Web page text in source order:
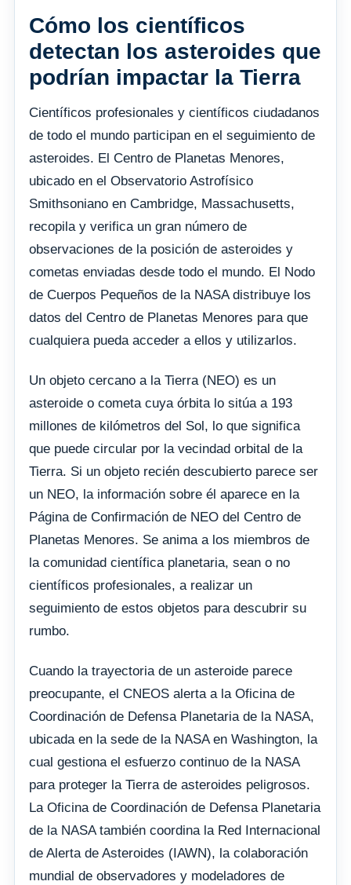
Cómo los científicos
detectan los asteroides que
podrían impactar la Tierra
Científicos profesionales y científicos ciudadanos
de todo el mundo participan en el seguimiento de
asteroides. El Centro de Planetas Menores,
ubicado en el Observatorio Astrofísico
Smithsoniano en Cambridge, Massachusetts,
recopila y verifica un gran número de
observaciones de la posición de asteroides y
cometas enviadas desde todo el mundo. El Nodo
de Cuerpos Pequeños de la NASA distribuye los
datos del Centro de Planetas Menores para que
cualquiera pueda acceder a ellos y utilizarlos.
Un objeto cercano a la Tierra (NEO) es un
asteroide o cometa cuya órbita lo sitúa a 193
millones de kilómetros del Sol, lo que significa
que puede circular por la vecindad orbital de la
Tierra. Si un objeto recién descubierto parece ser
un NEO, la información sobre él aparece en la
Página de Confirmación de NEO del Centro de
Planetas Menores. Se anima a los miembros de
la comunidad científica planetaria, sean o no
científicos profesionales, a realizar un
seguimiento de estos objetos para descubrir su
rumbo.
Cuando la trayectoria de un asteroide parece
preocupante, el CNEOS alerta a la Oficina de
Coordinación de Defensa Planetaria de la NASA,
ubicada en la sede de la NASA en Washington, la
cual gestiona el esfuerzo continuo de la NASA
para proteger la Tierra de asteroides peligrosos.
La Oficina de Coordinación de Defensa Planetaria
de la NASA también coordina la Red Internacional
de Alerta de Asteroides (IAWN), la colaboración
mundial de observadores y modeladores de